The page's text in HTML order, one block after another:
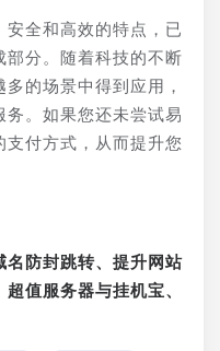
全和高效的特点，已
部分。随着科技的不断
的场景中得到应用，
。如果您还未尝试易
付方式，从而提升您
名防封跳转、提升网站
值服务器与挂机宝、